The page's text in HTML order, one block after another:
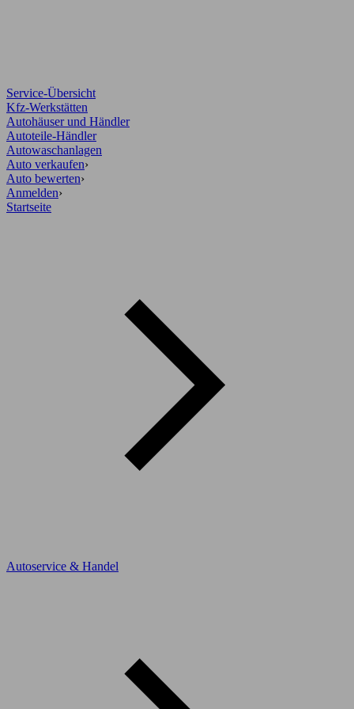
Service-Übersicht
Kfz-Werkstätten
Autohäuser und Händler
Autoteile-Händler
Autowaschanlagen
Auto verkaufen›
Auto bewerten›
Anmelden›
Startseite
Autoservice & Handel